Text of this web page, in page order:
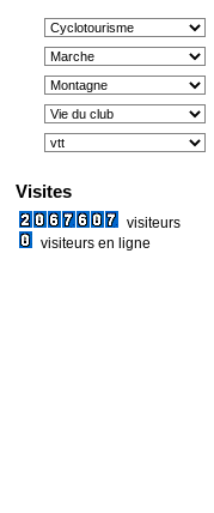
Visites
visiteurs
visiteurs en ligne